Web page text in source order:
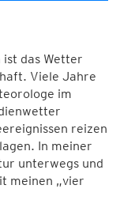
das Wetter
Viele Jahre
im
reizen
In meiner
unterwegs und
meinen „vier